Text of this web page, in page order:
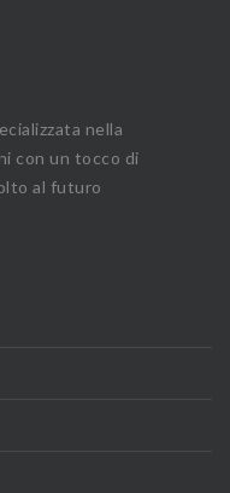
nella
con un tocco di
al futuro